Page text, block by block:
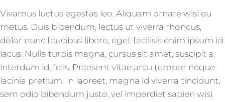
Vivamus luctus egestas leo. Aliquam ornare wisi eu
metus. Duis bibendum, lectus ut viverra rhoncus,
dolor nunc faucibus libero, eget facilisis enim ipsum id
lacus. Nulla turpis magna, cursus sit amet, suscipit a,
interdum id, felis. Praesent vitae arcu tempor neque
lacinia pretium. In laoreet, magna id viverra tincidunt,
sem odio bibendum justo, vel imperdiet sapien wisi